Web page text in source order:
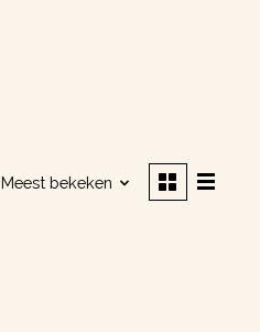
Meest bekeken